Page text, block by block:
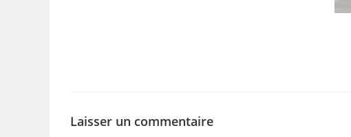
Laisser un commentaire